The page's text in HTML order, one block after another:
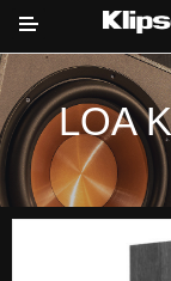
DỰ ÁN
Hệ thống Phối Ghép
LOA